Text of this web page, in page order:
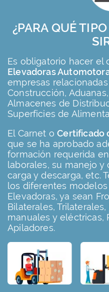
¿PARA QUÉ
Es obligatorio hacer el
Elevadoras
empresas
Construcción,
Almacenes de
Superficies de
El Carnet oCertificado
que se ha aprobado
formación requerida
laborales, su manejo
carga y descarga, etc.
los diferentes
Elevadoras, ya sean
Bilaterales,
manuales y eléctricas,
Apiladores.